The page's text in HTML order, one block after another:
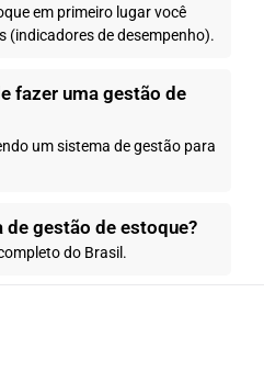
em primeiro lugar você
(indicadores de desempenho).
fazer uma gestão de
um sistema de gestão para
de gestão de estoque?
do Brasil.